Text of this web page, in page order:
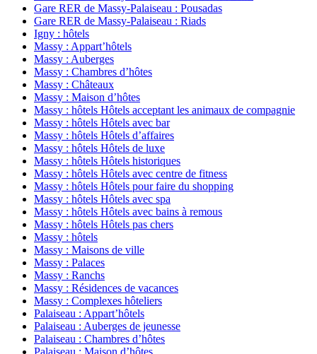
Gare RER de Massy-Palaiseau : Pousadas
Gare RER de Massy-Palaiseau : Riads
Igny : hôtels
Massy : Appart’hôtels
Massy : Auberges
Massy : Chambres d’hôtes
Massy : Châteaux
Massy : Maison d’hôtes
Massy : hôtels Hôtels acceptant les animaux de compagnie
Massy : hôtels Hôtels avec bar
Massy : hôtels Hôtels d’affaires
Massy : hôtels Hôtels de luxe
Massy : hôtels Hôtels historiques
Massy : hôtels Hôtels avec centre de fitness
Massy : hôtels Hôtels pour faire du shopping
Massy : hôtels Hôtels avec spa
Massy : hôtels Hôtels avec bains à remous
Massy : hôtels Hôtels pas chers
Massy : hôtels
Massy : Maisons de ville
Massy : Palaces
Massy : Ranchs
Massy : Résidences de vacances
Massy : Complexes hôteliers
Palaiseau : Appart’hôtels
Palaiseau : Auberges de jeunesse
Palaiseau : Chambres d’hôtes